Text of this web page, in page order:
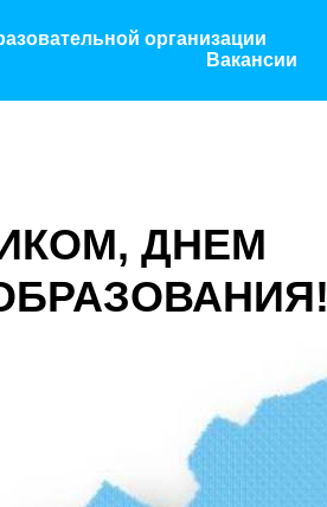
организации
Вакансии
ДНЕМ